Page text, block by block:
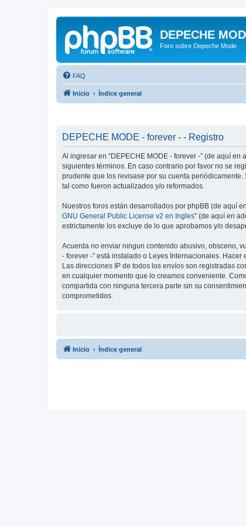
DEPECHE
Foro sobre Depeche Mode
FAQ
Inicio Índice general
DEPECHE MODE - forever - - Registro
Al ingresar en “DEPECHE MODE - forever -” (de aquí en
siguientes términos. En caso contrario por favor no se
prudente que los revisase por su cuenta
tal como fueron actualizados y/o reformados.
Nuestros foros están desarrollados por phpBB (de aquí
GNU General Public License v2 en Ingles” (de aquí en
estrictamente los excluye de lo que aprobamos y/o
Acuerda no enviar ningun contenido abusivo, obsceno,
- forever -” está instalado o Leyes Internacionales.
Las direcciones IP de todos los envíos son registradas
en cualquier momento que lo creamos conveniente.
compartida con ninguna tercera parte sin su
comprometidos.
Inicio Índice general